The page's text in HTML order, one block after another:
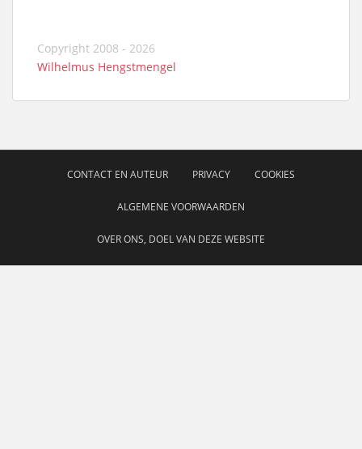
Copyright 2008 - 2026
Wilhelmus Hengstmengel
CONTACT EN AUTEUR PRIVACY COOKIES
ALGEMENE VOORWAARDEN
OVER ONS, DOEL VAN DEZE WEBSITE